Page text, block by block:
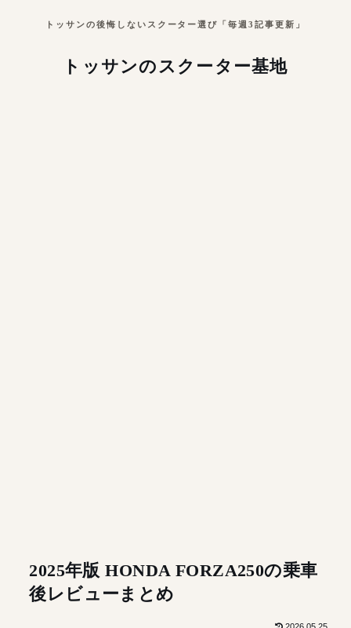
トッサンの後悔しないスクーター選び「毎週3記事更新」
トッサンのスクーター基地
2025年版 HONDA FORZA250の乗車
後レビューまとめ